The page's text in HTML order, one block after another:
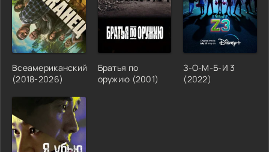
Всеамериканский
(2018-2026)
Братья по
оружию (2001)
З-О-М-Б-И 3
(2022)